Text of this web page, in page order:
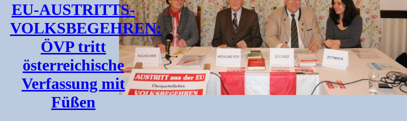
EU-AUSTRITTS-
VOLKSBEGEHREN:
ÖVP tritt
österreichische
Verfassung mit
Füßen